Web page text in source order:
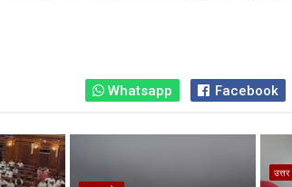
Whatsapp Facebook